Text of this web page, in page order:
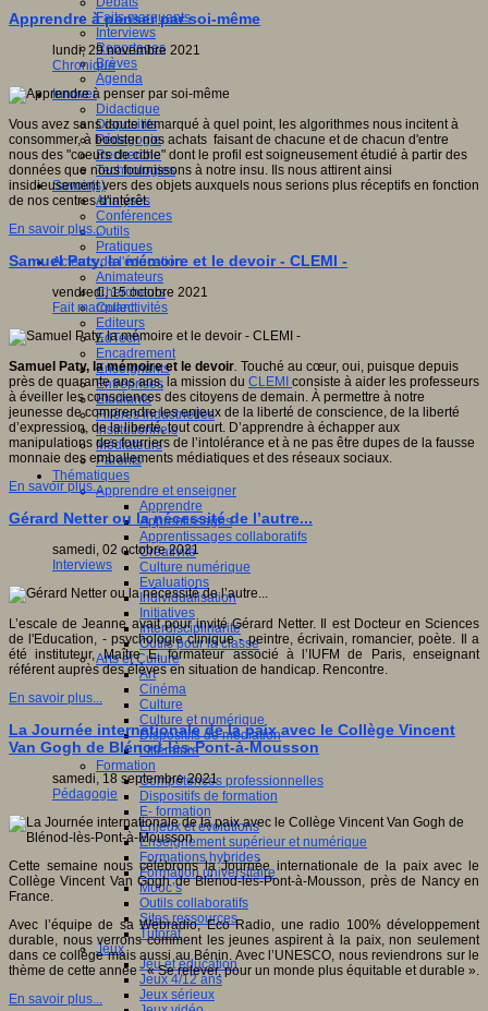
Faits marquants
Interviews
Reportages
Brèves
Agenda
Innover
Didactique
Dispositifs
Pédagogie
Recherche
Technologies
Savoir(s)
Analyses
Conférences
Outils
Pratiques
Acteurs de l'éducation
Animateurs
Chercheurs
Collectivités
Editeurs
EdTech
Encadrement
Enseignants
Entreprises
Etudiants
Filières industrielles
Institutionnels
Médiateurs
Parents
Thématiques
Apprendre et enseigner
Apprendre
Apprentissages
Apprentissages collaboratifs
Créativité
Culture numérique
Evaluations
Individualisation
Initiatives
Interdisciplinarité
Outils pour la classe
Arts et Culture
Art
Cinéma
Culture
Culture et numérique
Dispositifs de médiation
Littérature
Formation
Compétences professionnelles
Dispositifs de formation
E- formation
Enjeux et évolutions
Enseignement supérieur et numérique
Formations hybrides
Formation universitaire
Mooc’s
Outils collaboratifs
Sites ressources
Tutorat
Jeux
Jeu et éducation
Jeux 4/12 ans
Jeux sérieux
Apprendre à penser par soi-même
lundi, 29 novembre 2021
Chronique
Vous avez sans doute remarqué à quel point, les algorithmes nous incitent à
consommer, à booster nos achats faisant de chacune et de chacun d'entre
nous des "coeurs de cible" dont le profil est soigneusement étudié à partir des
données que nous fournissons à notre insu. Ils nous attirent ainsi
insidieusement vers des objets auxquels nous serions plus réceptifs en fonction
de nos centres d'intérêt.
En savoir plus...
Samuel Paty, la mémoire et le devoir - CLEMI -
vendredi, 15 octobre 2021
Fait marquant
Samuel Paty, la mémoire et le devoir. Touché au cœur, oui, puisque depuis
près de quarante ans ans, la mission du CLEMI consiste à aider les professeurs
à éveiller les consciences des citoyens de demain. À permettre à notre
jeunesse de comprendre les enjeux de la liberté de conscience, de la liberté
d’expression, de la liberté, tout court. D’apprendre à échapper aux
manipulations des fourriers de l’intolérance et à ne pas être dupes de la fausse
monnaie des emballements médiatiques et des réseaux sociaux.
En savoir plus...
Gérard Netter ou la nécessité de l’autre...
samedi, 02 octobre 2021
Interviews
L’escale de Jeanne avait pour invité Gérard Netter. Il est Docteur en Sciences
de l'Education, - psychologie clinique - peintre, écrivain, romancier, poète. Il a
été instituteur, Maître E, formateur associé à l’IUFM de Paris, enseignant
référent auprès des élèves en situation de handicap. Rencontre.
En savoir plus...
La Journée internationale de la paix avec le Collège Vincent
Van Gogh de Blénod-lès-Pont-à-Mousson
samedi, 18 septembre 2021
Pédagogie
Cette semaine nous célébrons la Journée internationale de la paix avec le
Collège Vincent Van Gogh de Blénod-lès-Pont-à-Mousson, près de Nancy en
France.
Avec l’équipe de sa Webradio, Eco Radio, une radio 100% développement
durable, nous verrons comment les jeunes aspirent à la paix, non seulement
dans ce collège mais aussi au Bénin. Avec l’UNESCO, nous reviendrons sur le
thème de cette année : « Se relever, pour un monde plus équitable et durable ».
En savoir plus...